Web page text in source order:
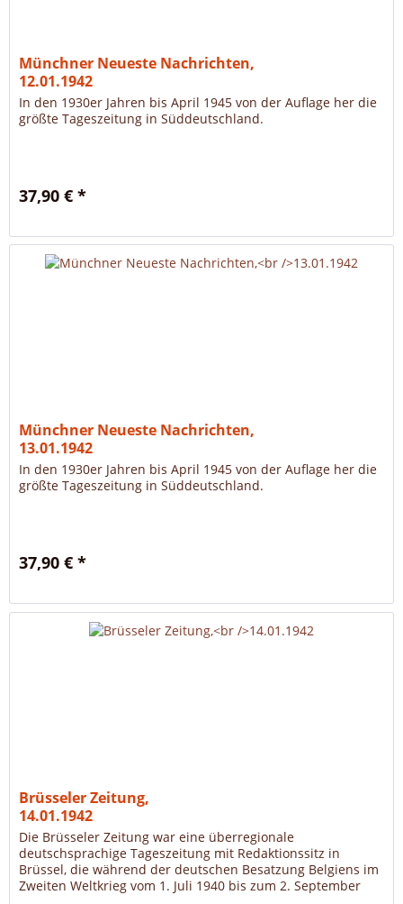
Münchner Neueste Nachrichten,
12.01.1942
In den 1930er Jahren bis April 1945 von der Auflage her die
größte Tageszeitung in Süddeutschland.
37,90 € *
Münchner Neueste Nachrichten,
13.01.1942
In den 1930er Jahren bis April 1945 von der Auflage her die
größte Tageszeitung in Süddeutschland.
37,90 € *
Brüsseler Zeitung,
14.01.1942
Die Brüsseler Zeitung war eine überregionale
deutschsprachige Tageszeitung mit Redaktionssitz in
Brüssel, die während der deutschen Besatzung Belgiens im
Zweiten Weltkrieg vom 1. Juli 1940 bis zum 2. September